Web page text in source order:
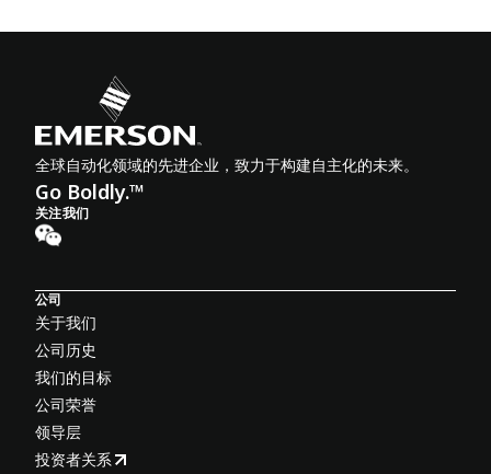
全球自动化领域的先进企业，致力于构建自主化的未来。
Go Boldly.™
关注我们
公司
关于我们
公司历史
我们的目标
公司荣誉
领导层
投资者关系